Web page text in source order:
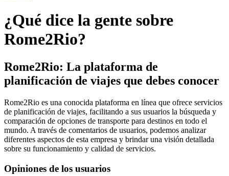
¿Qué dice la gente sobre
Rome2Rio?
Rome2Rio: La plataforma de
planificación de viajes que debes conocer
Rome2Rio es una conocida plataforma en línea que ofrece servicios
de planificación de viajes, facilitando a sus usuarios la búsqueda y
comparación de opciones de transporte para destinos en todo el
mundo. A través de comentarios de usuarios, podemos analizar
diferentes aspectos de esta empresa y brindar una visión detallada
sobre su funcionamiento y calidad de servicios.
Opiniones de los usuarios